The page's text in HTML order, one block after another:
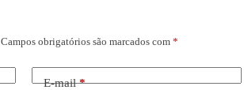
Campos obrigatórios são marcados com *
E-mail*